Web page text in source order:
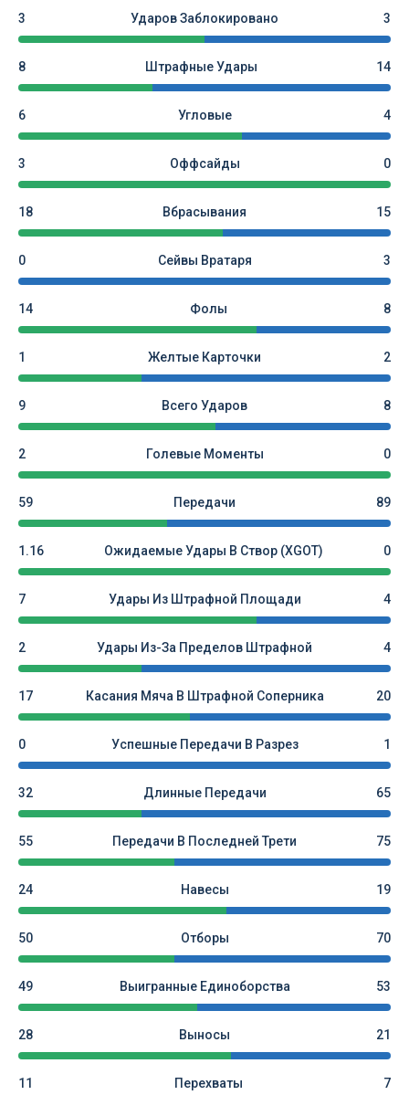
3 Ударов Заблокировано 3
8 Штрафные Удары 14
6 Угловые 4
3 Оффсайды 0
18 Вбрасывания 15
0 Сейвы Вратаря 3
14 Фолы 8
1 Желтые Карточки 2
9 Всего Ударов 8
2 Голевые Моменты 0
59 Передачи 89
1.16 Ожидаемые Удары В Створ (xGOT) 0
7 Удары Из Штрафной Площади 4
2 Удары Из-За Пределов Штрафной 4
17 Касания Мяча В Штрафной Соперника 20
0 Успешные Передачи В Разрез 1
32 Длинные Передачи 65
55 Передачи В Последней Трети 75
24 Навесы 19
50 Отборы 70
49 Выигранные Единоборства 53
28 Выносы 21
11 Перехваты 7